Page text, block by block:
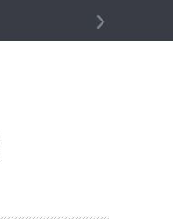
流入房地产市场行为